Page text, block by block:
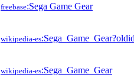
freebase:Sega Game Gear
wikipedia-es
wikipedia-es:Sega_Game_Gear